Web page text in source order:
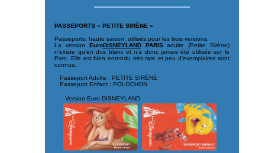
PASSEPORTS « PETITE SIRÈNE »
Passeports, haute saison, utilisés pour les trois versions.
La version EuroDISNEYLANDPARISadulte (Petite Sirène)
n’existe qu’en dos blanc et n’a donc jamais été utilisée sur le
Parc. Elle est bien entendu très rare et peu d’exemplaires sont
connus.
Passeport Adulte : PETITE SIRÈNE
Passeport Enfant : POLOCHON
Version Euro DISNEYLAND